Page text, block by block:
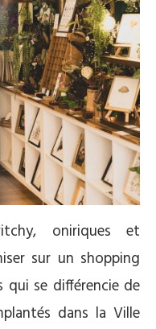
oniriques et
sur un shopping
qui se différencie de
dans la Ville